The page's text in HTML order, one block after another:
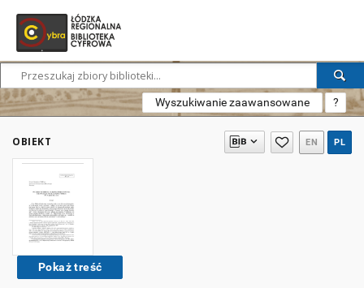
Wyszukiwanie zaawansowane ?
OBIEKT EN PL
Pokaż treść